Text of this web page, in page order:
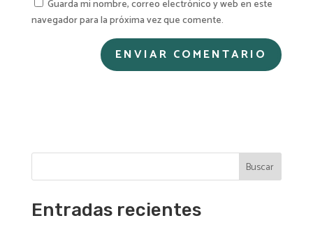
Guarda mi nombre, correo electrónico y web en este
navegador para la próxima vez que comente.
n
i
Buscar
Entradas recientes